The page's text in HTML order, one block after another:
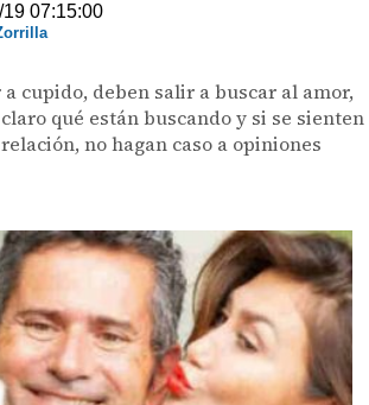
07:15:00
cupido, deben salir a buscar al amor,
qué están buscando y si se sienten
no hagan caso a opiniones